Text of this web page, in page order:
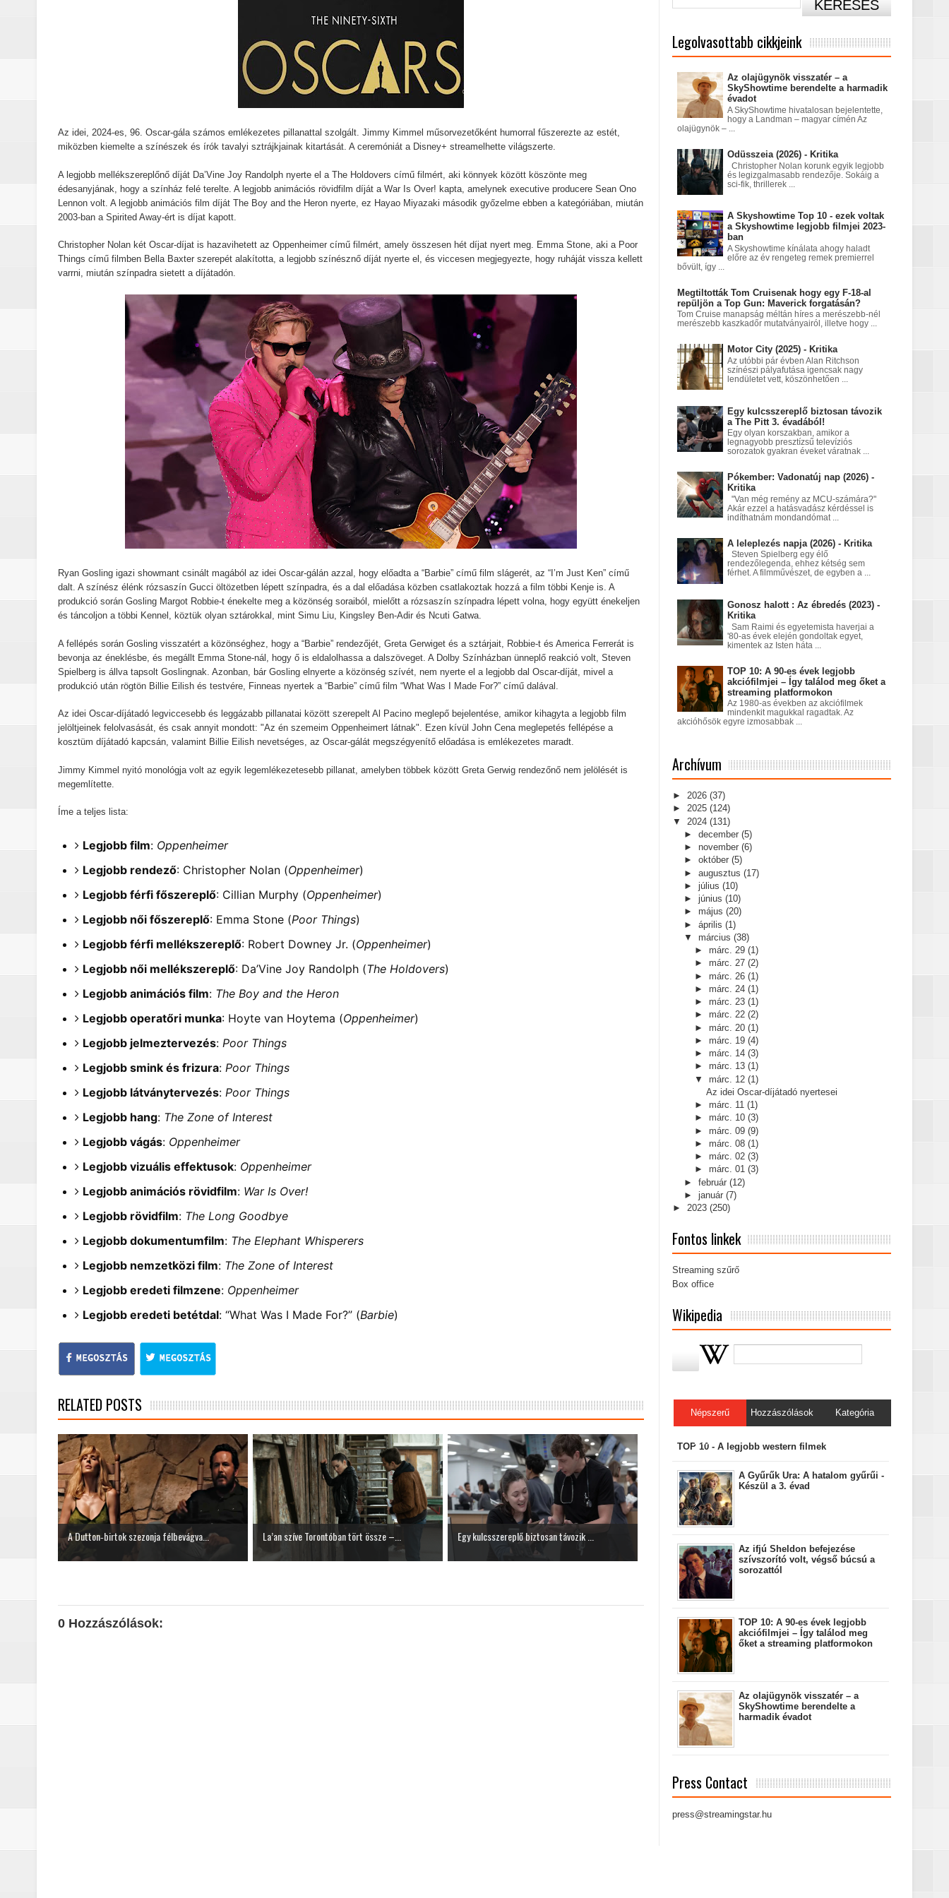
A leleplezés napja (2026) - Kritika
Marshals: A Dutton család legsötétebb titka kiderült – és most már Pete Calvin is benne van
Gonosz halott : Az ébredés (2023) - Kritika
A Yellowstone hiányzó darabja: Sheridan végre megmutatja a gyász valódi arcát a The Madison című sorozatban
Jogászok döntötték el Monica Dutton sorsát? Meglepő részletek a Yellowstone-univerzumból
Michael (2026) - Kritika
A lila fátyol: Rejtélyek könyve – A végjáték
A lila fátyol – a rejtélyek könyve - Harmadik felvonás
A Lila Fátyol: Rejtélyek Könyve, avagy mi lenne, ha a Netflix fantasy dráma görög istenekkel folytatódna tovább?
A The Mandalorian and Grogu trailere brutális akciót ígér
A rejtélyek könyve: egy valós, rejtjeles történet, amit csak néhány beavatott ért, mégis úgy hat, mint egy Netflix‑fantasy
sorozat
Nem veled van a baj: a Stranger Things utolsó évadabán a Hopper-Eleven dinamika teljesen nullára égett
Boromir halála a Gyűrűk Ura-saga egyik legnagyobb megváltástörténete
Pókember: Vadonatúj nap (2026) - Kritika
Az idei, 2024-es, 96. Oscar-gála számos emlékezetes pillanattal szolgált. Jimmy Kimmel műsorvezetőként humorral fűszerezte az estét,
miközben kiemelte a színészek és írók tavalyi sztrájkjainak kitartását. A ceremóniát a Disney+ streamelhette világszerte.
A legjobb mellékszereplőnő díját Da’Vine Joy Randolph nyerte el a The Holdovers című filmért, aki könnyek között köszönte meg
édesanyjának, hogy a színház felé terelte. A legjobb animációs rövidfilm díját a War Is Over! kapta, amelynek executive producere Sean Ono
Lennon volt. A legjobb animációs film díját The Boy and the Heron nyerte, ez Hayao Miyazaki második győzelme ebben a kategóriában, miután
2003-ban a Spirited Away-ért is díjat kapott.
Christopher Nolan két Oscar-díjat is hazavihetett az Oppenheimer című filmért, amely összesen hét díjat nyert meg. Emma Stone, aki a Poor
Things című filmben Bella Baxter szerepét alakította, a legjobb színésznő díját nyerte el, és viccesen megjegyezte, hogy ruháját vissza kellett
varrni, miután színpadra sietett a díjátadón.
Ryan Gosling igazi showmant csinált magából az idei Oscar-gálán azzal, hogy előadta a “Barbie” című film slágerét, az “I’m Just Ken” című
dalt. A színész élénk rózsaszín Gucci öltözetben lépett színpadra, és a dal előadása közben csatlakoztak hozzá a film többi Kenje is. A
produkció során Gosling Margot Robbie-t énekelte meg a közönség soraiból, mielőtt a rózsaszín színpadra lépett volna, hogy együtt énekeljen
és táncoljon a többi Kennel, köztük olyan sztárokkal, mint Simu Liu, Kingsley Ben-Adir és Ncuti Gatwa.
A fellépés során Gosling visszatért a közönséghez, hogy a “Barbie” rendezőjét, Greta Gerwiget és a sztárjait, Robbie-t és America Ferrerát is
bevonja az éneklésbe, és megállt Emma Stone-nál, hogy ő is eldalolhassa a dalszöveget. A Dolby Színházban ünneplő reakció volt, Steven
Spielberg is állva tapsolt Goslingnak. Azonban, bár Gosling elnyerte a közönség szívét, nem nyerte el a legjobb dal Oscar-díját, mivel a
produkció után rögtön Billie Eilish és testvére, Finneas nyertek a “Barbie” című film “What Was I Made For?” című dalával.
Az idei Oscar-díjátadó legviccesebb és leggázabb pillanatai között szerepelt Al Pacino meglepő bejelentése, amikor kihagyta a legjobb film
jelöltjeinek felolvasását, és csak annyit mondott: "Az én szemeim Oppenheimert látnak". Ezen kívül John Cena meglepetés fellépése a
kosztüm díjátadó kapcsán, valamint Billie Eilish nevetséges, az Oscar-gálát megszégyenítő előadása is emlékezetes maradt.
Jimmy Kimmel nyitó monológja volt az egyik legemlékezetesebb pillanat, amelyben többek között Greta Gerwig rendezőnő nem jelölését is
megemlítette.
Íme a teljes lista:
Legjobb film: Oppenheimer
Legjobb rendező: Christopher Nolan (Oppenheimer)
Legjobb férfi főszereplő: Cillian Murphy (Oppenheimer)
Legjobb női főszereplő: Emma Stone (Poor Things)
Legjobb férfi mellékszereplő: Robert Downey Jr. (Oppenheimer)
Legjobb női mellékszereplő: Da’Vine Joy Randolph (The Holdovers)
Legjobb animációs film: The Boy and the Heron
Legjobb operatőri munka: Hoyte van Hoytema (Oppenheimer)
Legjobb jelmeztervezés: Poor Things
Legjobb smink és frizura: Poor Things
Legjobb látványtervezés: Poor Things
Legjobb hang: The Zone of Interest
Legjobb vágás: Oppenheimer
Legjobb vizuális effektusok: Oppenheimer
Legjobb animációs rövidfilm: War Is Over!
Legjobb rövidfilm: The Long Goodbye
Legjobb dokumentumfilm: The Elephant Whisperers
Legjobb nemzetközi film: The Zone of Interest
Legjobb eredeti filmzene: Oppenheimer
Legjobb eredeti betétdal: “What Was I Made For?” (Barbie)
RELATED POSTS
A Dutton‑birtok szezonja félbevágva... La’an szíve Torontóban tört össze –... Egy kulcsszereplő biztosan távozik ...
0 Hozzászólások:
Legolvasottabb cikkjeink
Az olajügynök visszatér – a
SkyShowtime berendelte a harmadik
évadot
A SkyShowtime hivatalosan bejelentette,
hogy a Landman – magyar címén Az
olajügynök – ...
Odüsszeia (2026) - Kritika
Christopher Nolan korunk egyik legjobb
és legizgalmasabb rendezője. Sokáig a
sci-fik, thrillerek ...
A Skyshowtime Top 10 - ezek voltak
a Skyshowtime legjobb filmjei 2023-
ban
A Skyshowtime kínálata ahogy haladt
előre az év rengeteg remek premierrel
bővült, így ...
Megtiltották Tom Cruisenak hogy egy F-18-al
repüljön a Top Gun: Maverick forgatásán?
Tom Cruise manapság méltán híres a merészebb-nél
merészebb kaszkadőr mutatványairól, illetve hogy ...
Motor City (2025) - Kritika
Az utóbbi pár évben Alan Ritchson
színészi pályafutása igencsak nagy
lendületet vett, köszönhetően ...
Egy kulcsszereplő biztosan távozik
a The Pitt 3. évadából!
Egy olyan korszakban, amikor a
legnagyobb presztízsű televíziós
sorozatok gyakran éveket váratnak ...
Pókember: Vadonatúj nap (2026) -
Kritika
"Van még remény az MCU-számára?"
Akár ezzel a hatásvadász kérdéssel is
indíthatnám mondandómat ...
A leleplezés napja (2026) - Kritika
Steven Spielberg egy élő
rendezőlegenda, ehhez kétség sem
férhet. A filmművészet, de egyben a ...
Gonosz halott : Az ébredés (2023) -
Kritika
Sam Raimi és egyetemista haverjai a
'80-as évek elején gondoltak egyet,
kimentek az Isten háta ...
TOP 10: A 90-es évek legjobb
akciófilmjei – Így találod meg őket a
streaming platformokon
Az 1980-as években az akciófilmek
mindenkit magukkal ragadtak. Az
akcióhősök egyre izmosabbak ...
Archívum
► 2026 (37)
► 2025 (124)
▼ 2024 (131)
► december (5)
► november (6)
► október (5)
► augusztus (17)
► július (10)
► június (10)
► május (20)
► április (1)
▼ március (38)
► márc. 29(1)
► márc. 27(2)
► márc. 26(1)
► márc. 24(1)
► márc. 23(1)
► márc. 22(2)
► márc. 20(1)
► márc. 19(4)
► márc. 14(3)
► márc. 13(1)
▼ márc. 12(1)
Az idei Oscar-díjátadó nyertesei
► márc. 11(1)
► márc. 10(3)
► márc. 09(9)
► márc. 08(1)
► márc. 02(3)
► márc. 01(3)
► február (12)
► január (7)
► 2023 (250)
Fontos linkek
Streaming szűrő
Box office
Wikipedia
Népszerű Hozzászólások Kategória
TOP 10 - A legjobb western filmek
A Gyűrűk Ura: A hatalom gyűrűi -
Készül a 3. évad
Az ifjú Sheldon befejezése
szívszorító volt, végső búcsú a
sorozattól
TOP 10: A 90-es évek legjobb
akciófilmjei – Így találod meg
őket a streaming platformokon
Az olajügynök visszatér – a
SkyShowtime berendelte a
harmadik évadot
Press Contact
press@streamingstar.hu